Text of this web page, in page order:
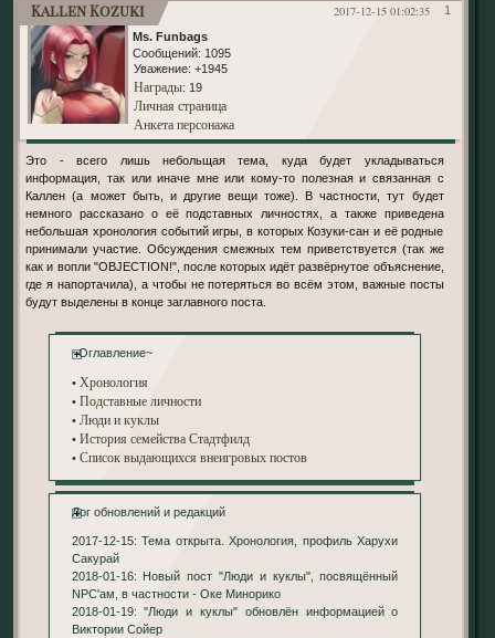
1
2017-12-15 01:02:35
Kallen Kozuki
Ms. Funbags
Сообщений: 1095
Уважение: +1945
Награды: 19
Личная страница
Анкета персонажа
Это - всего лишь небольщая тема, куда будет укладываться
информация, так или иначе мне или кому-то полезная и связанная с
Каллен (а может быть, и другие вещи тоже). В частности, тут будет
немного рассказано о её подставных личностях, а также приведена
небольшая хронология событий игры, в которых Козуки-сан и её родные
принимали участие. Обсуждения смежных тем приветствуется (так же
как и вопли "OBJECTION!", после которых идёт развёрнутое объяснение,
где я напортачила), а чтобы не потеряться во всём этом, важные посты
будут выделены в конце заглавного поста.
~Оглавление~
• Хронология
• Подставные личности
• Люди и куклы
• История семейства Стадтфилд
• Список выдающихся внеигровых постов
Лог обновлений и редакций
2017-12-15: Тема открыта. Хронология, профиль Харухи
Сакурай
2018-01-16: Новый пост "Люди и куклы", посвящённый
NPC'ам, в частности - Оке Минорико
2018-01-19: "Люди и куклы" обновлён информацией о
Виктории Сойер